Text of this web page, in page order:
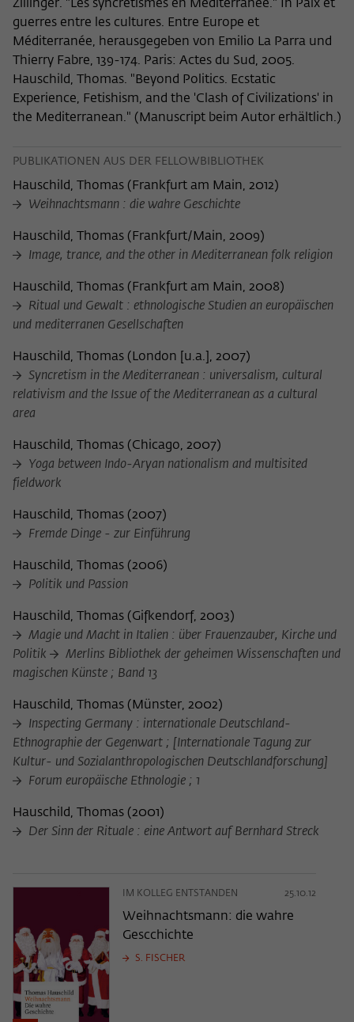
Zillinger. "Les syncrétismes en Méditerranée." In Paix et
guerres entre les cultures. Entre Europe et
Méditerranée, herausgegeben von Emilio La Parra und
Thierry Fabre, 139-174. Paris: Actes du Sud, 2005.
Hauschild, Thomas. "Beyond Politics. Ecstatic
Experience, Fetishism, and the 'Clash of Civilizations' in
the Mediterranean." (Manuscript beim Autor erhältlich.)
PUBLIKATIONEN AUS DER FELLOWBIBLIOTHEK
Hauschild, Thomas ( Frankfurt am Main, 2012)
Weihnachtsmann : die wahre Geschichte
Hauschild, Thomas ( Frankfurt/Main, 2009)
Image, trance, and the other in Mediterranean folk religion
Hauschild, Thomas ( Frankfurt am Main, 2008)
Ritual und Gewalt : ethnologische Studien an europäischen
und mediterranen Gesellschaften
Hauschild, Thomas ( London [u.a.], 2007)
Syncretism in the Mediterranean : universalism, cultural
relativism and the Issue of the Mediterranean as a cultural
area
Hauschild, Thomas (Chicago, 2007)
Yoga between Indo-Aryan nationalism and multisited
fieldwork
Hauschild, Thomas (2007)
Fremde Dinge - zur Einführung
Hauschild, Thomas (2006)
Politik und Passion
Hauschild, Thomas (Gifkendorf, 2003)
Magie und Macht in Italien : über Frauenzauber, Kirche und
Politik
Merlins Bibliothek der geheimen Wissenschaften und
magischen Künste ; Band 13
Hauschild, Thomas ( Münster, 2002)
Inspecting Germany : internationale Deutschland-
Ethnographie der Gegenwart ; [Internationale Tagung zur
Kultur- und Sozialanthropologischen Deutschlandforschung]
Forum europäische Ethnologie ; 1
Hauschild, Thomas (2001)
Der Sinn der Rituale : eine Antwort auf Bernhard Streck
IM KOLLEG ENTSTANDEN 25.10.12
Weihnachtsmann: die wahre
Gescchichte
S. FISCHER